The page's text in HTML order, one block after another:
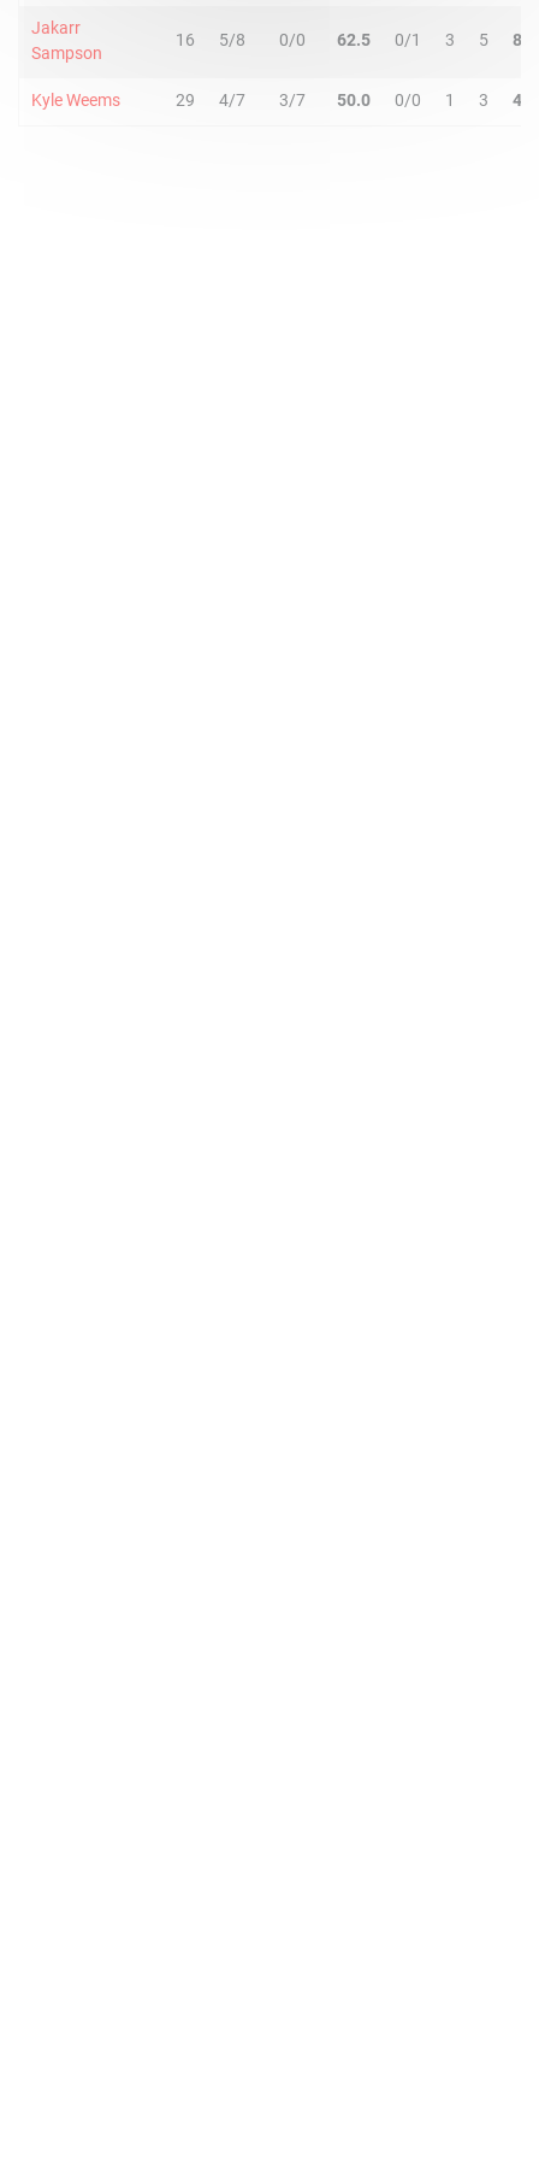
Jakarr
Sampson
16 5/8 0/0 62.5 0/1 3 5 8
Kyle Weems 29 4/7 3/7 50.0 0/0 1 3 4